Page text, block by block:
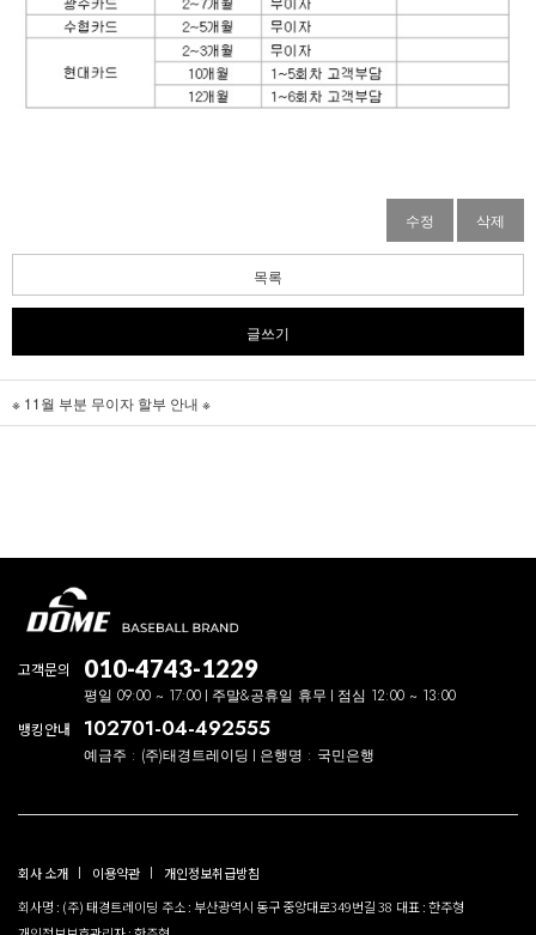
수정 삭제
목록
글쓰기
※ 11월 부분 무이자 할부 안내 ※
고객문의 010-4743-1229
평일 09:00 ~ 17:00 주말&공휴일 휴무 점심 12:00 ~ 13:00
뱅킹안내 102701-04-492555
예금주 : (주)태경트레이딩 은행명 : 국민은행
회사 소개 이용약관
개인정보취급방침
회사명 : (주) 태경트레이딩 주소 : 부산광역시 동구 중앙대로349번길 38 대표 : 한주형